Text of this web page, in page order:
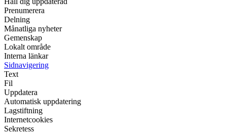
Prenumerera
Delning
Månatliga nyheter
Gemenskap
Lokalt område
Interna länkar
Sidnavigering
Text
Fil
Uppdatera
Automatisk uppdatering
Lagstiftning
Internetcookies
Sekretess